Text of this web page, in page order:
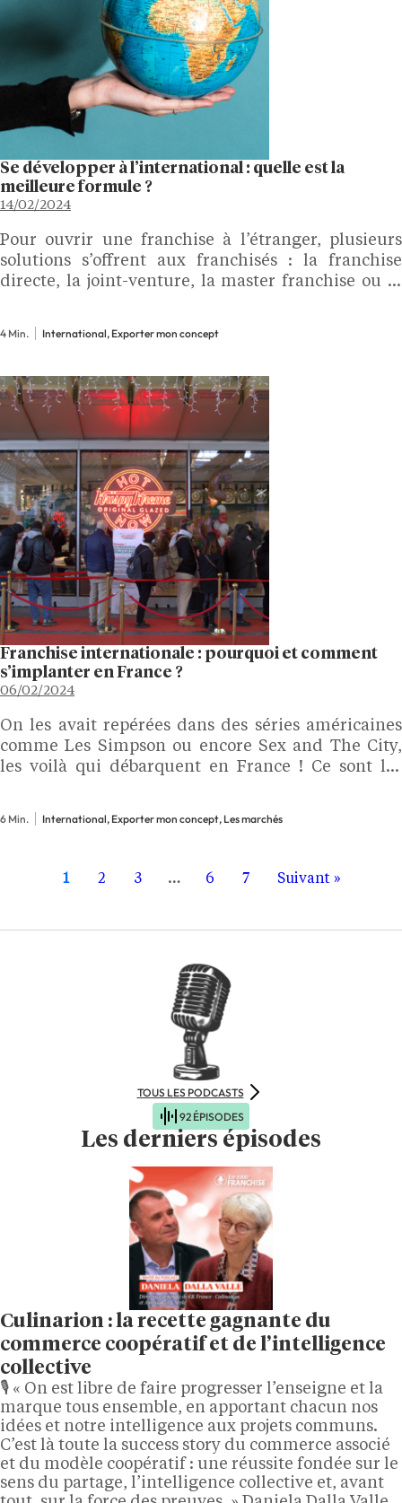
Se développer à l’international : quelle est la
meilleure formule ?
14/02/2024
Pour ouvrir une franchise à l’étranger, plusieurs
solutions s’offrent aux franchisés : la franchise
directe, la joint-venture, la master franchise ou la
s’enquérir de la législation et d’adapter son savoir-
faire aux particularités…
4 Min. International, Exporter mon concept
Franchise internationale : pourquoi et comment
s’implanter en France ?
06/02/2024
On les avait repérées dans des séries américaines
comme Les Simpson ou encore Sex and The City,
les voilà qui débarquent en France ! Ce sont les
franchise internationale made in US n’est pas…
6 Min. International, Exporter mon concept, Les marchés
1 2 3 … 6 7 Suivant »
92 ÉPISODES
Les derniers épisodes
TOUS LES PODCASTS
Culinarion : la recette gagnante du
commerce coopératif et de l’intelligence
collective
🎙️ « On est libre de faire progresser l’enseigne et la
marque tous ensemble, en apportant chacun nos
idées et notre intelligence aux projets communs.
C’est là toute la success story du commerce associé
et du modèle coopératif : une réussite fondée sur le
sens du partage, l’intelligence collective et, avant